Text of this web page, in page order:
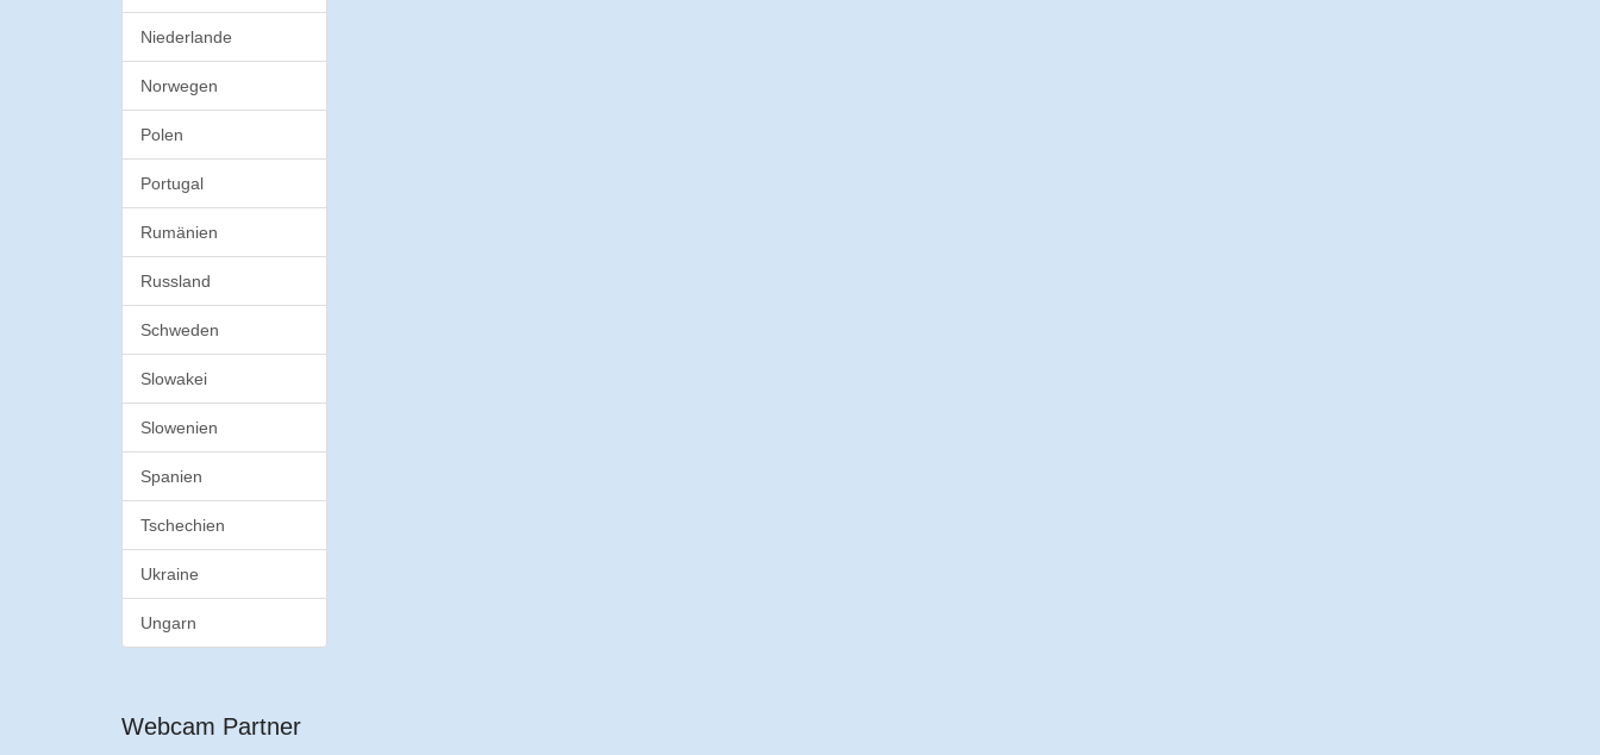
Niederlande
Norwegen
Polen
Portugal
Rumänien
Russland
Schweden
Slowakei
Slowenien
Spanien
Tschechien
Ukraine
Ungarn
Webcam Partner